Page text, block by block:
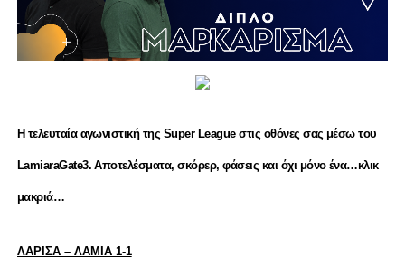
Η τελευταία αγωνιστική της Super League στις οθόνες σας μέσω του
LamiaraGate3. Αποτελέσματα, σκόρερ, φάσεις και όχι μόνο ένα…κλικ
μακριά…
ΛΑΡΙΣΑ – ΛΑΜΙΑ 1-1